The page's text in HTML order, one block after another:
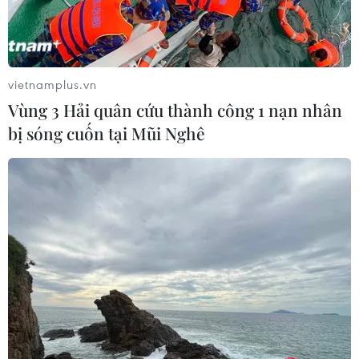
Tổng thống Putin khẳng định các nước
phương Tây không thể cô lập Nga
12/04/2022 13:53
Tổng thống Putin cho hay nước Nga sẽ không bị cô lập
vietnamplus.vn
Vùng 3 Hải quân cứu thành công 1 nạn nhân
bị sóng cuốn tại Mũi Nghê